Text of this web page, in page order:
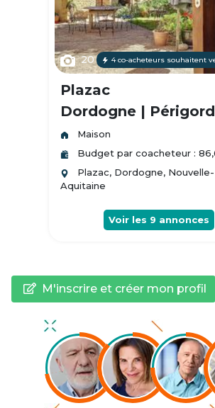
20 4 co-acheteurs souhaitent
Plazac
Dordogne | Périgord
Maison
Budget par coacheteur :
Plazac, Dordogne, Nouvelle-
Aquitaine
Voir les 9 annonces
M'inscrire et créer mon profil